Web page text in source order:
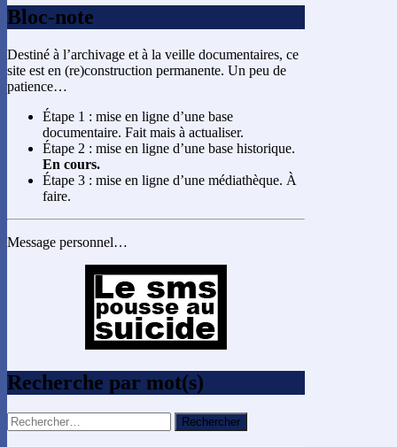
Bloc-note
Destiné à l’archivage et à la veille documentaires, ce
site est en (re)construction permanente. Un peu de
patience…
Étape 1 : mise en ligne d’une base
documentaire. Fait mais à actualiser.
Étape 2 : mise en ligne d’une base historique.
En cours.
Étape 3 : mise en ligne d’une médiathèque. À
faire.
Message personnel…
Recherche par mot(s)
Rechercher :